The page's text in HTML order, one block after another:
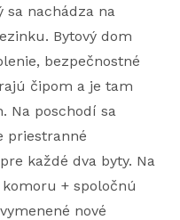
sa nachádza na
Bytový dom
bezpečnostné
čipom a je tam
Na poschodí sa
priestranné
každé dva byty. Na
+ spoločnú
nové